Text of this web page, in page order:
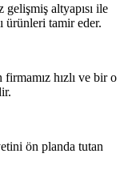
altyapısı ile
ürünleri tamir eder.
hızlı ve bir o
ön planda tutan